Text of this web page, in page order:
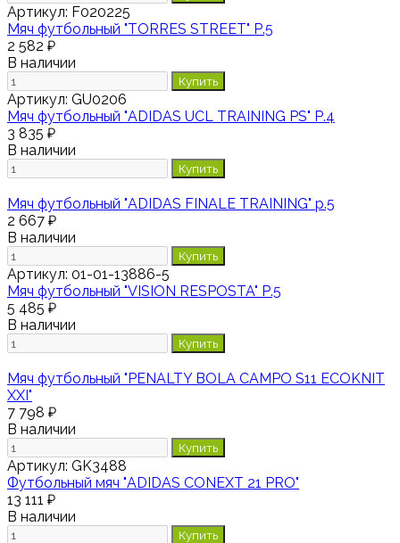
Артикул: F020225
Мяч футбольный "TORRES STREET" Р.5
2 582 ₽
В наличии
Купить
Артикул: GU0206
Мяч футбольный "ADIDAS UCL TRAINING PS" Р.4
3 835 ₽
В наличии
Купить
Мяч футбольный "ADIDAS FINALE TRAINING" р.5
2 667 ₽
В наличии
Купить
Артикул: 01-01-13886-5
Мяч футбольный "VISION RESPOSTA" Р.5
5 485 ₽
В наличии
Купить
Мяч футбольный "PENALTY BOLA CAMPO S11 ECOKNIT
XXI"
7 798 ₽
В наличии
Купить
Артикул: GK3488
Футбольный мяч "ADIDAS CONEXT 21 PRO"
13 111 ₽
В наличии
Купить